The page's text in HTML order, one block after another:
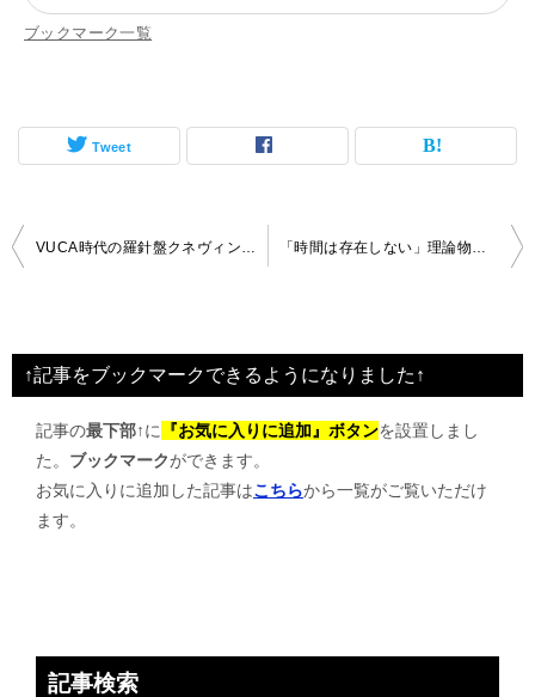
ブックマーク一覧
Tweet
投
ビ
ゲ
↑記事をブックマークできるようになりました↑
記事の最下部↑に 『お気に入りに追加』ボタンを設置しまし
た。 ブックマークができます。
お気に入りに追加した記事はこちらから一覧がご覧いただけ
ます。
記事検索